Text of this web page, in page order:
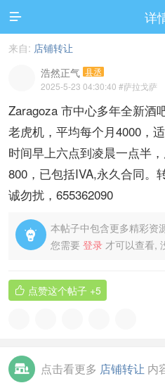
 详
来自: 店铺转让
浩然正气 县丞
2025-5-23 04:30:40 #萨拉戈萨
Zaragoza 市中心多年全新酒
老虎机，平均每个月4000，
时间早上六点到凌晨一点半
800，已包括IVA,永久合同。
诚勿扰，655362090

本帖子中包含更多精彩资
您需要 登录 才可以查看,
 点赞这个帖子 +5
点击看更多 店铺转让 内